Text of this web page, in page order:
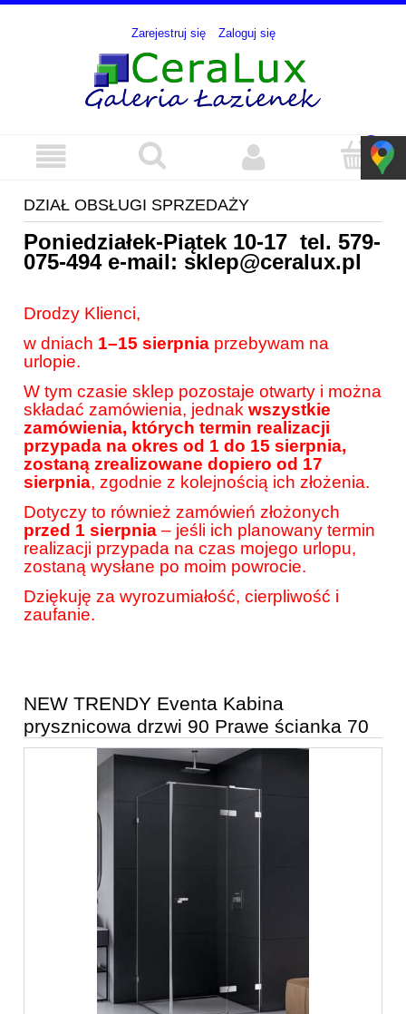
Zarejestruj się Zaloguj się
DZIAŁ OBSŁUGI SPRZEDAŻY
Poniedziałek-Piątek 10-17 tel. 579-
075-494e-mail: sklep@ceralux.pl
Drodzy Klienci,
w dniach 1–15 sierpnia przebywam na
urlopie.
W tym czasie sklep pozostaje otwarty i można
składać zamówienia, jednak wszystkie
zamówienia, których termin realizacji
przypada na okres od 1 do 15 sierpnia,
zostaną zrealizowane dopiero od 17
sierpnia, zgodnie z kolejnością ich złożenia.
Dotyczy to również zamówień złożonych
przed 1 sierpnia – jeśli ich planowany termin
realizacji przypada na czas mojego urlopu,
zostaną wysłane po moim powrocie.
Dziękuję za wyrozumiałość, cierpliwość i
zaufanie.
NEW TRENDY Eventa Kabina
prysznicowa drzwi 90 Prawe ścianka 70